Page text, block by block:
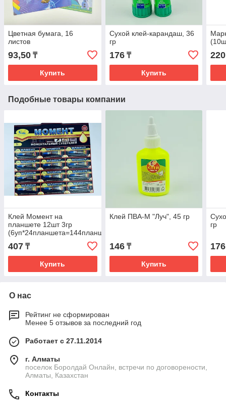
Цветная бумага, 16
листов
93,50 ₸
Купить
Сухой клей-карандаш, 36
гр
176₸
Купить
220
Подобные товары компании
Клей Момент на
планшете 12шт 3гр
(6уп*24планшета=144планшета)
407 ₸
Купить
Клей ПВА-М "Луч", 45 гр
146₸
Купить
гр
176
О нас
Рейтинг не сформирован
Менее 5 отзывов за последний год
Работает с 27.11.2014
г. Алматы
поселок Боролдай Онлайн, встречи по договорености,
Алматы, Казахстан
Контакты